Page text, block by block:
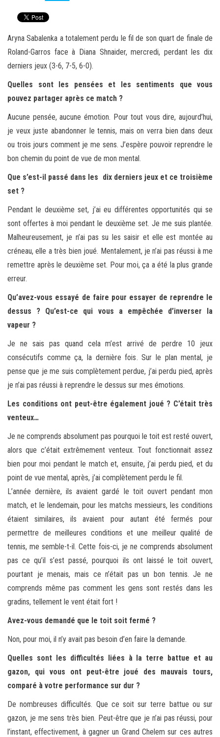
Aryna Sabalenka a totalement perdu le fil de son quart de finale de
Roland-Garros face à Diana Shnaider, mercredi, perdant les dix
derniers jeux (3-6, 7-5, 6-0).
Quelles sont les pensées et les sentiments que vous
pouvez partager après ce match ?
Aucune pensée, aucune émotion. Pour tout vous dire, aujourd’hui,
je veux juste abandonner le tennis, mais on verra bien dans deux
ou trois jours comment je me sens. J’espère pouvoir reprendre le
bon chemin du point de vue de mon mental.
Que s’est-il passé dans les dix derniers jeux et ce troisième
set ?
Pendant le deuxième set, j’ai eu différentes opportunités qui se
sont offertes à moi pendant le deuxième set. Je me suis plantée.
Malheureusement, je n’ai pas su les saisir et elle est montée au
créneau, elle a très bien joué. Mentalement, je n’ai pas réussi à me
remettre après le deuxième set. Pour moi, ça a été la plus grande
erreur.
Qu’avez-vous essayé de faire pour essayer de reprendre le
dessus ? Qu’est-ce qui vous a empêchée d’inverser la
vapeur ?
Je ne sais pas quand cela m’est arrivé de perdre 10 jeux
consécutifs comme ça, la dernière fois. Sur le plan mental, je
pense que je me suis complètement perdue, j’ai perdu pied, après
je n’ai pas réussi à reprendre le dessus sur mes émotions.
Les conditions ont peut-être également joué ? C’était très
venteux…
Je ne comprends absolument pas pourquoi le toit est resté ouvert,
alors que c’était extrêmement venteux. Tout fonctionnait assez
bien pour moi pendant le match et, ensuite, j’ai perdu pied, et du
point de vue mental, après, j’ai complètement perdu le fil.
L’année dernière, ils avaient gardé le toit ouvert pendant mon
match, et le lendemain, pour les matchs messieurs, les conditions
étaient similaires, ils avaient pour autant été fermés pour
permettre de meilleures conditions et une meilleur qualité de
tennis, me semble-t-il. Cette fois-ci, je ne comprends absolument
pas ce qu’il s’est passé, pourquoi ils ont laissé le toit ouvert,
pourtant je menais, mais ce n’était pas un bon tennis. Je ne
comprends même pas comment les gens sont restés dans les
gradins, tellement le vent était fort !
Avez-vous demandé que le toit soit fermé ?
Non, pour moi, il n’y avait pas besoin d’en faire la demande.
Quelles sont les difficultés liées à la terre battue et au
gazon, qui vous ont peut-être joué des mauvais tours,
comparé à votre performance sur dur ?
De nombreuses difficultés. Que ce soit sur terre battue ou sur
gazon, je me sens très bien. Peut-être que je n’ai pas réussi, pour
l’instant, effectivement, à gagner un Grand Chelem sur ces autres